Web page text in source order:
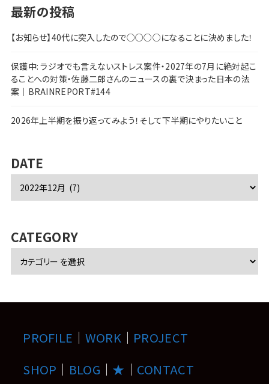
最新の投稿
【お知らせ】40代に突入したので○○○○になることに決めました！
保護中: ラジオでも言えないストレス案件・2027年の7月に絶対起こ
ることへの対策・佐藤二郎さんのニュースの裏で決まった日本の法
案｜BRAINREPORT#144
2026年上半期を振り返ってみよう！そして下半期にやりたいこと
DATE
ブ
CATEGORY
PROFILE ｜ WORK ｜ PROJECT
SHOP ｜ BLOG ｜ ★ ｜ CONTACT